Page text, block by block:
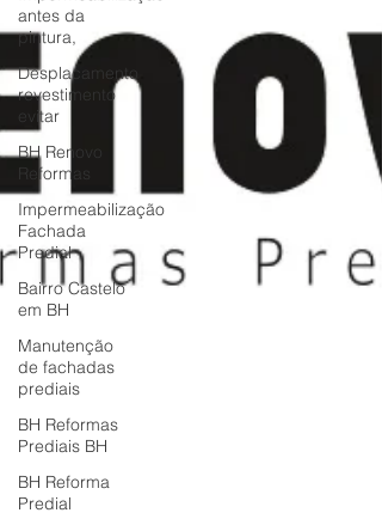
antes da
pintura,
Desplacamento
revestimento
evitar
BH Renovo
Reformas
Impermeabilização
Fachada
Predial
Bairro Castelo
em BH
Manutenção
de fachadas
prediais
BH Reformas
Prediais BH
BH Reforma
Predial